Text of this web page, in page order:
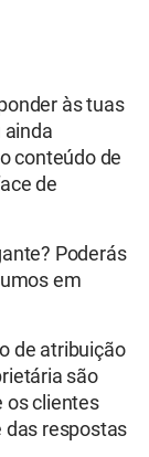
às tuas
ainda
conteúdo de
de
Poderás
em
de atribuição
são
os clientes
respostas